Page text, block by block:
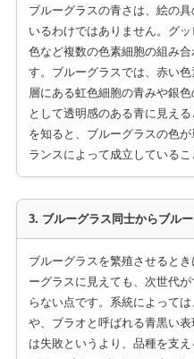
ブルーグラスの青さは、絵の
いるわけではありません。グ
色など複数の色素細胞の組み
す。ブルーグラスでは、赤い
層にある虹色細胞の青みや銀
として透明感のある青に見え
を知ると、ブルーグラスの色
ランスによって成立しているこ
3. ブルーグラス同士からブル
ブルーグラスを繁殖させると
ーグラスに見えても、次世代
らない点です。系統によって
や、ブラオと呼ばれる青黒い
は失敗というより、品種を支